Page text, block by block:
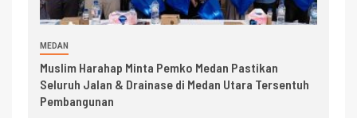
MEDAN
Muslim Harahap Minta Pemko Medan Pastikan
Seluruh Jalan & Drainase di Medan Utara Tersentuh
Pembangunan